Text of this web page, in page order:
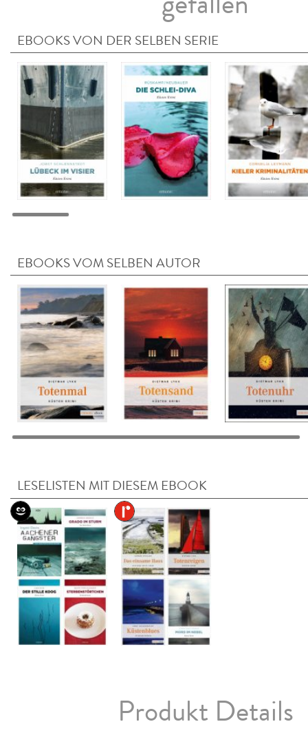
EBOOKS VON DER SELBEN SERIE
EBOOKS VOM SELBEN AUTOR
LESELISTEN MIT DIESEM EBOOK
Produkt Details